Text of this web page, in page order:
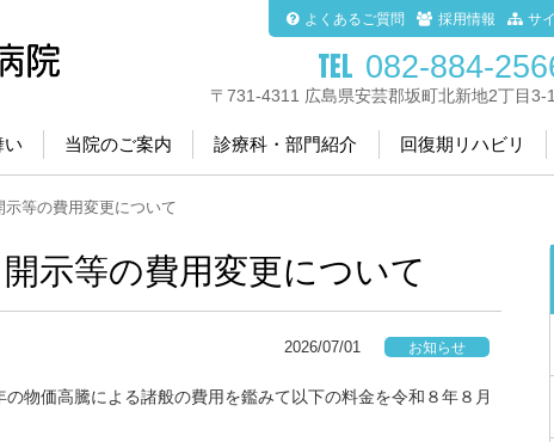
よくあるご質問 採用情報 サ
082-884-
〒731-4311 広島県安芸郡坂町北新地2丁目3-
い 当院のご案内 診療科・部門紹介 回復期リハビリ
等の費用変更について
示等の費用変更について
2026/07/01 お知らせ
物価高騰による諸般の費用を鑑みて以下の料金を令和８年８月